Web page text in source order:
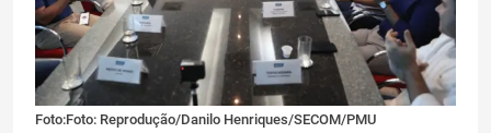
Foto:Foto: Reprodução/Danilo Henriques/SECOM/PMU